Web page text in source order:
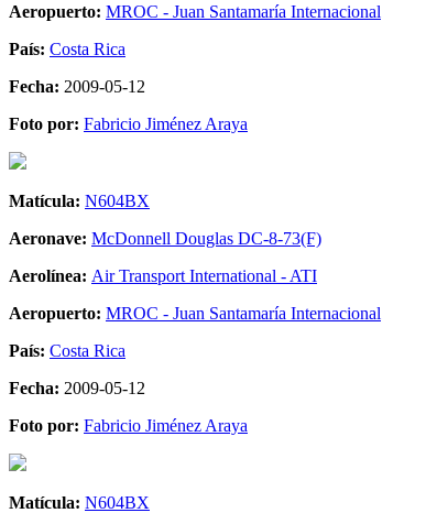
Aeropuerto: MROC - Juan Santamaría Internacional
País: Costa Rica
Fecha: 2009-05-12
Foto por: Fabricio Jiménez Araya
Matícula: N604BX
Aeronave: McDonnell Douglas DC-8-73(F)
Aerolínea: Air Transport International - ATI
Aeropuerto: MROC - Juan Santamaría Internacional
País: Costa Rica
Fecha: 2009-05-12
Foto por: Fabricio Jiménez Araya
Matícula: N604BX